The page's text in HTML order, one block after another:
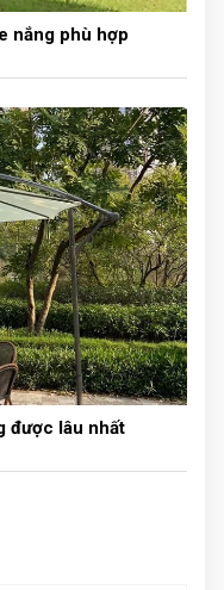
thấm
trắng
cm
đã được lắp ghép
nắng phù hợp
được lâu nhất